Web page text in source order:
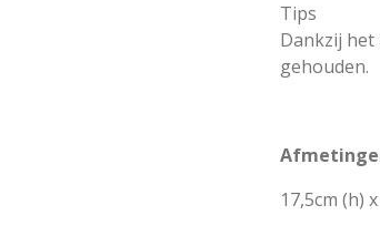
Tips
Dankzij
gehouden.
17,5cm (h)